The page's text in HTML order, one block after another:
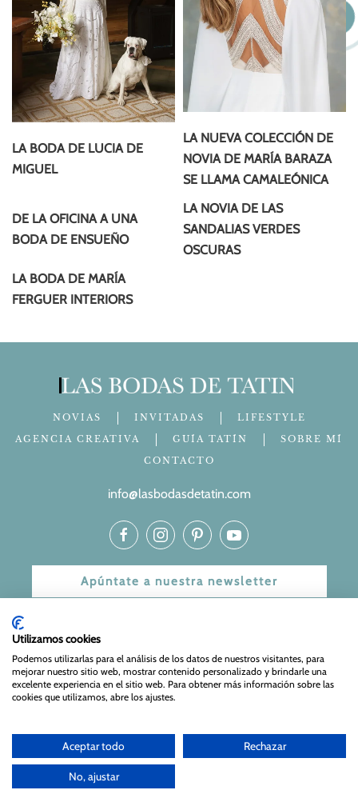
LA BODA DE LUCIA DE
MIGUEL
LA NUEVA COLECCIÓN DE
NOVIA DE MARÍA BARAZA
SE LLAMA CAMALEÓNICA
DE LA OFICINA A UNA
BODA DE ENSUEÑO
LA NOVIA DE LAS
SANDALIAS VERDES
OSCURAS
LA BODA DE MARÍA
FERGUER INTERIORS
NOVIAS INVITADAS
LIFESTYLE
AGENCIA CREATIVA
GUÍA TATÍN
SOBRE MÍ
CONTACTO
info@lasbodasdetatin.com
Apúntate a nuestra newsletter
Aviso Legal|Política de Privacidad y Cookies| Web Diseñada
y mantenida porEspecialistas Web
Utilizamos cookies
Podemos utilizarlas para el análisis de los datos de nuestros visitantes, para
mejorar nuestro sitio web, mostrar contenido personalizado y brindarle una
excelente experiencia en el sitio web. Para obtener más información sobre las
cookies que utilizamos, abre los ajustes.
Aceptar todo Rechazar
No, ajustar